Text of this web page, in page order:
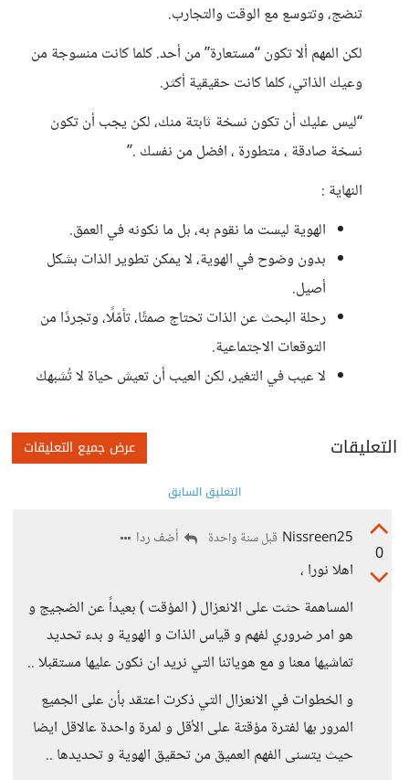
تنضج، وتتوسع مع الوقت والتجارب.
لكن المهم ألا تكون “مستعارة” من أحد. كلما كانت منسوجة من
وعيك الذاتي، كلما كانت حقيقية أكثر.
“ليس عليك أن تكون نسخة ثابتة منك، لكن يجب أن تكون
نسخة صادقة ، متطورة ، افضل من نفسك .”
النهاية :
الهوية ليست ما نقوم به، بل ما نكونه في العمق.
بدون وضوح في الهوية، لا يمكن تطوير الذات بشكل
أصيل.
رحلة البحث عن الذات تحتاج صمتًا، تأمّلًا، وتجردًا من
التوقعات الاجتماعية.
لا عيب في التغير، لكن العيب أن تعيش حياة لا تُشبهك
التعليقات عرض جميع التعليقات
التعليق السابق
0
Nissreen25 قبل سنة واحدة أضف ردا
اهلا نورا ،
المساهمة حثت على الانعزال ( المؤقت ) بعيداً عن الضجيج و
هو امر ضروري لفهم و قياس الذات و الهوية و بدء تحديد
تماشيها معنا و مع هوياتنا التي نريد ان نكون عليها مستقبلا ..
و الخطوات في الانعزال التي ذكرت اعتقد بأن على الجميع
المرور بها لفترة مؤقتة على الأقل و لمرة واحدة عالاقل ايضا
حيث يتسنى الفهم العميق من تحقيق الهوية و تحديدها ..